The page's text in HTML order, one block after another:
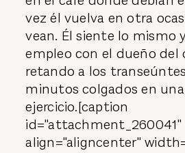
vez él vuelva en otra
vean. Él siente lo mismo
empleo con el dueño del
retando a los
minutos colgados en
ejercicio.[caption
id="attachment_260041"
align="aligncenter"